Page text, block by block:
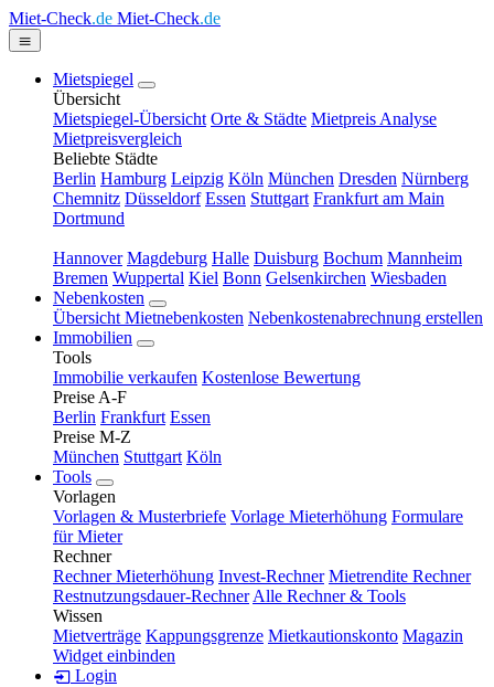
Miet-Check.de Miet-Check.de
Mietspiegel
Übersicht
Mietspiegel-Übersicht Orte & Städte Mietpreis Analyse
Mietpreisvergleich
Beliebte Städte
Berlin Hamburg Leipzig Köln München Dresden Nürnberg
Chemnitz Düsseldorf Essen Stuttgart Frankfurt am Main
Dortmund
Hannover Magdeburg Halle Duisburg Bochum Mannheim
Bremen Wuppertal Kiel Bonn Gelsenkirchen Wiesbaden
Nebenkosten
Übersicht Mietnebenkosten Nebenkostenabrechnung erstellen
Immobilien
Tools
Immobilie verkaufen Kostenlose Bewertung
Preise A-F
Berlin Frankfurt Essen
Preise M-Z
München Stuttgart Köln
Tools
Vorlagen
Vorlagen & Musterbriefe Vorlage Mieterhöhung Formulare
für Mieter
Rechner
Rechner Mieterhöhung Invest-Rechner Mietrendite Rechner
Restnutzungsdauer-Rechner Alle Rechner & Tools
Wissen
Mietverträge Kappungsgrenze Mietkautionskonto Magazin
Widget einbinden
Login